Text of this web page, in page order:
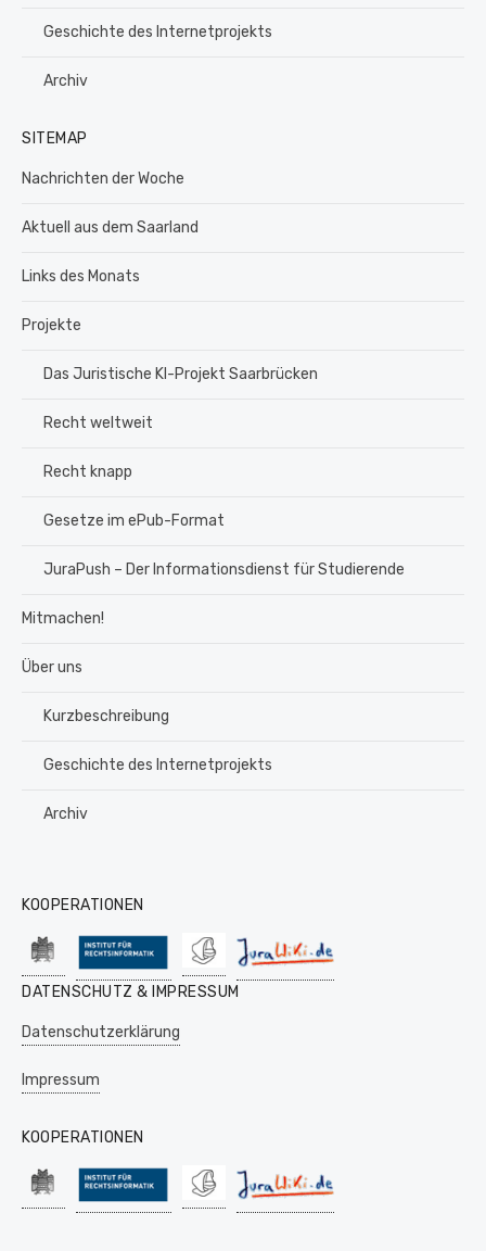
Geschichte des Internetprojekts
Archiv
SITEMAP
Nachrichten der Woche
Aktuell aus dem Saarland
Links des Monats
Projekte
Das Juristische KI-Projekt Saarbrücken
Recht weltweit
Recht knapp
Gesetze im ePub-Format
JuraPush – Der Informationsdienst für Studierende
Mitmachen!
Über uns
Kurzbeschreibung
Geschichte des Internetprojekts
Archiv
KOOPERATIONEN
DATENSCHUTZ & IMPRESSUM
Datenschutzerklärung
Impressum
KOOPERATIONEN